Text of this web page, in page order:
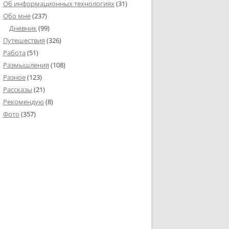
Об информационных технологиях(31)
Обо мне(237)
Дневник(99)
Путешествия (326)
Работа (51)
Размышления (108)
Разное(123)
Рассказы (21)
Рекомендую (8)
Фото (357)